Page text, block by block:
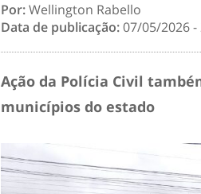
Por:Wellington Rabello
Data de publicação:07/05/2026 -
Ação da Polícia Civil
municípios do estado